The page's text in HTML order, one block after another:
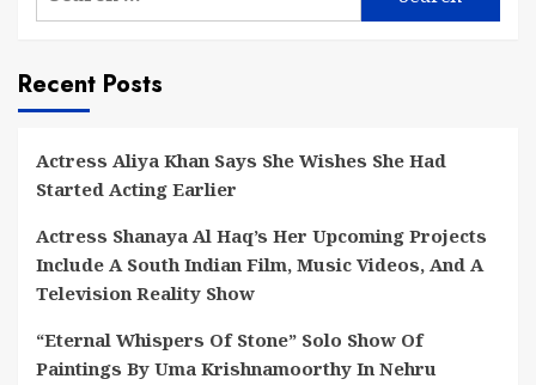
Recent Posts
Actress Aliya Khan Says She Wishes She Had
Started Acting Earlier
Actress Shanaya Al Haq’s Her Upcoming Projects
Include A South Indian Film, Music Videos, And A
Television Reality Show
“Eternal Whispers Of Stone” Solo Show Of
Paintings By Uma Krishnamoorthy In Nehru